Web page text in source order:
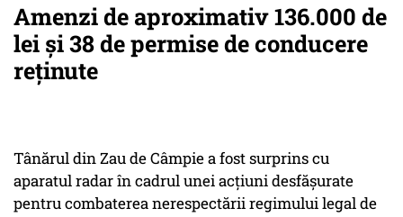
Amenzi de aproximativ 136.000 de
lei şi 38 de permise de conducere
reținute
Tânărul din Zau de Câmpie a fost surprins cu
aparatul radar în cadrul unei acţiuni desfăşurate
pentru combaterea nerespectării regimului legal de